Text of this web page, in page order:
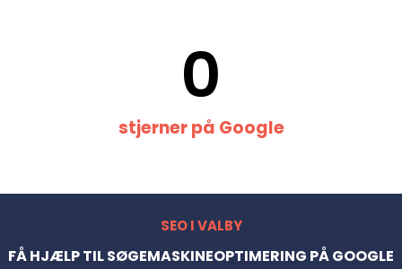
stjerner på Google
0
SEO I VALBY
FÅ HJÆLP TIL SØGEMASKINEOPTIMERING PÅ GOOGLE